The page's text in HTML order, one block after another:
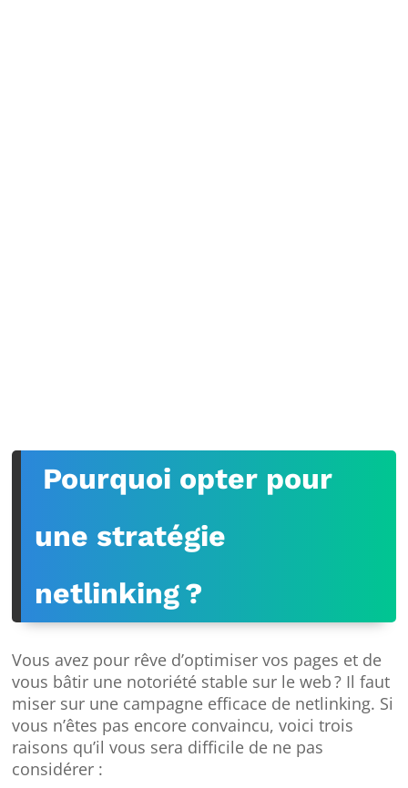
Pourquoi opter pour
une stratégie
netlinking ?
Vous avez pour rêve d’optimiser vos pages et de
vous bâtir une notoriété stable sur le web ? Il faut
miser sur une campagne efficace de netlinking. Si
vous n’êtes pas encore convaincu, voici trois
raisons qu’il vous sera difficile de ne pas
considérer :